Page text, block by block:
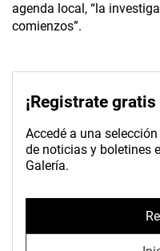
agenda local, “la
comienzos”.
¡Registrate
Accedé a una
de noticias y boletines
Galería.